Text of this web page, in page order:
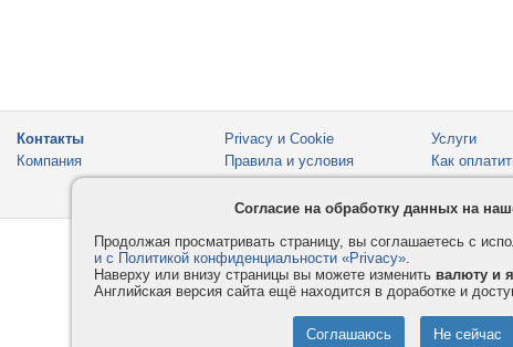
Контакты
Компания
Privacy и Cookie
Правила и условия
Услуги
Как
Согласие на обработку данных на
Продолжая просматривать страницу, вы соглашаетесь с
и с Политикой конфиденциальности «Privacy».
Наверху или внизу страницы вы можете изменить валюту и
Английская версия сайта ещё находится в доработке и